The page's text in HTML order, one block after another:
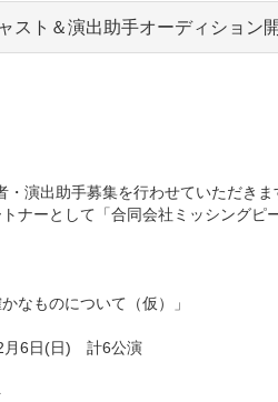
スト＆演出助手オーディション
演出助手募集を行わせていただきま
ナーとして「合同会社ミッシングピ
なものについて（仮）」
月6日(日) 計6公演